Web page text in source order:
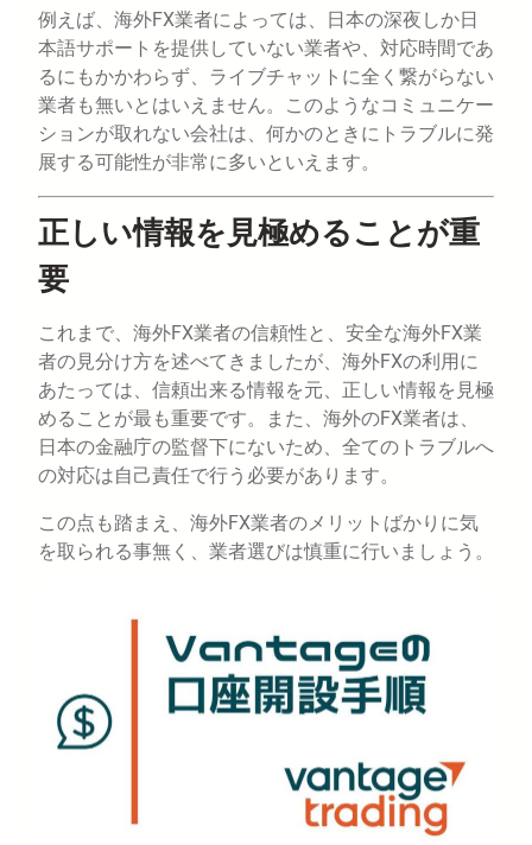
例えば、海外FX業者によっては、日本の深夜しか日
本語サポートを提供していない業者や、対応時間であ
るにもかかわらず、ライブチャットに全く繋がらない
業者も無いとはいえません。このようなコミュニケー
ションが取れない会社は、何かのときにトラブルに発
展する可能性が非常に多いといえます。
正しい情報を見極めることが重
要
これまで、海外FX業者の信頼性と、安全な海外FX業
者の見分け方を述べてきましたが、海外FXの利用に
あたっては、信頼出来る情報を元、正しい情報を見極
めることが最も重要です。また、海外のFX業者は、
日本の金融庁の監督下にないため、全てのトラブルへ
の対応は自己責任で行う必要があります。
この点も踏まえ、海外FX業者のメリットばかりに気
を取られる事無く、業者選びは慎重に行いましょう。